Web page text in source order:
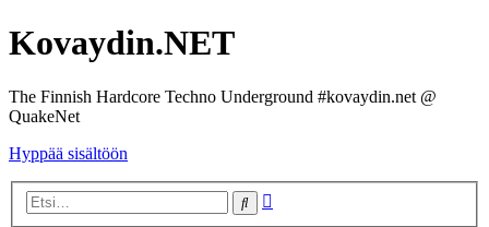
Kovaydin.NET
The Finnish Hardcore Techno Underground #kovaydin.net @
QuakeNet
Hyppää sisältöön
Etsi